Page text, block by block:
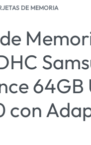
DE MEMORIA
64GB
con